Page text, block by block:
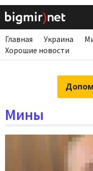
Главная Украина
Хорошие новости
Мины